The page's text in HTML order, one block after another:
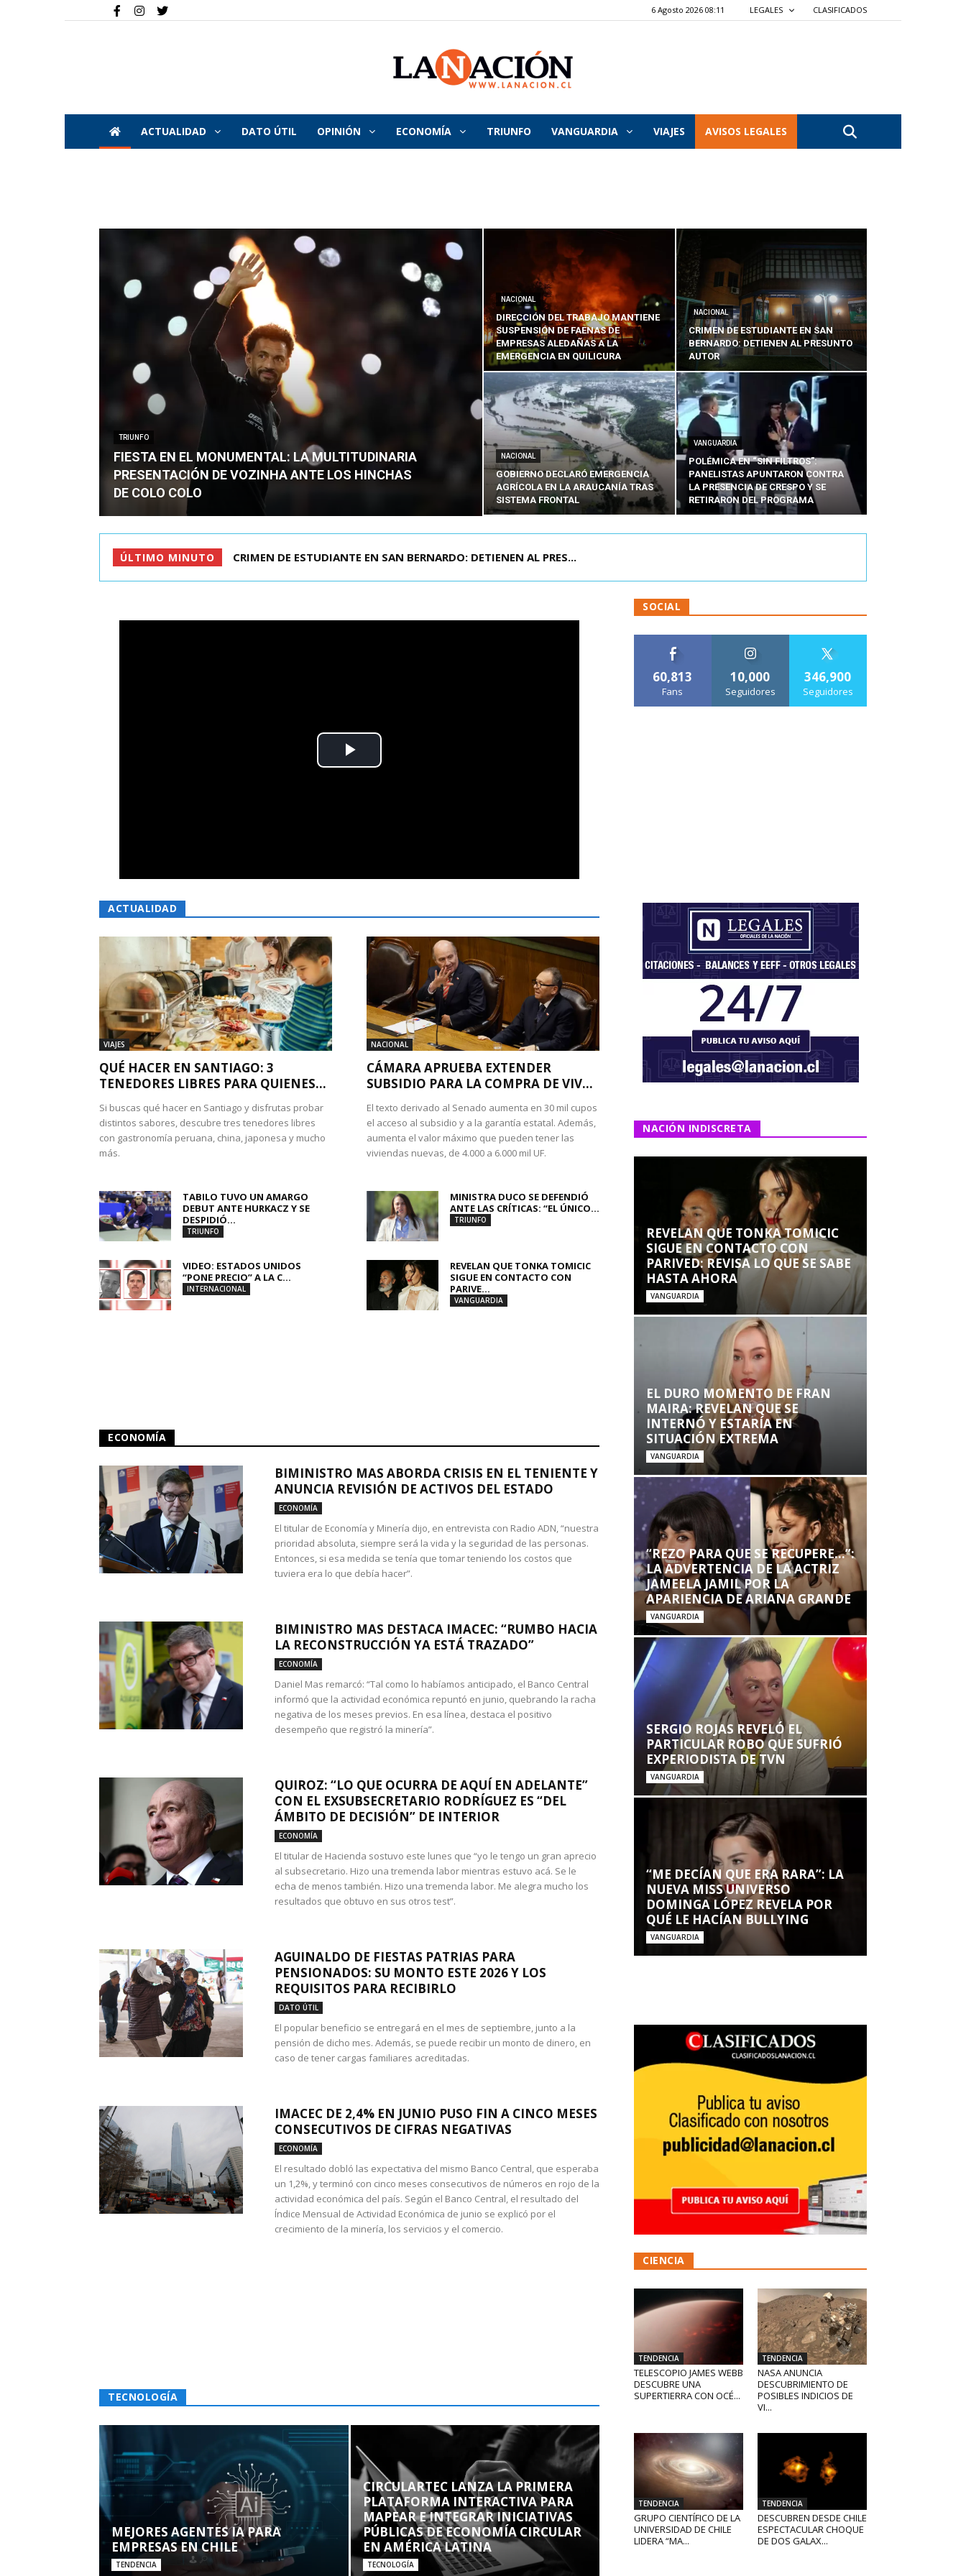
6 Agosto 2026 08:11 LEGALES CLASIFICADOS
La
Nación
ACTUALIDAD DATO ÚTIL OPINIÓN ECONOMÍA TRIUNFO VANGUARDIA VIAJES AVISOS LEGALES
TRIUNFO
FIESTA EN EL MONUMENTAL: LA MULTITUDINARIA
PRESENTACIÓN DE VOZINHA ANTE LOS HINCHAS
DE COLO COLO
NACIONAL
DIRECCIÓN DEL TRABAJO MANTIENE
SUSPENSIÓN DE FAENAS DE
EMPRESAS ALEDAÑAS A LA
EMERGENCIA EN QUILICURA
NACIONAL
CRIMEN DE ESTUDIANTE EN SAN
BERNARDO: DETIENEN AL PRESUNTO
AUTOR
NACIONAL
GOBIERNO DECLARÓ EMERGENCIA
AGRÍCOLA EN LA ARAUCANÍA TRAS
SISTEMA FRONTAL
VANGUARDIA
POLÉMICA EN “SIN FILTROS”:
PANELISTAS APUNTARON CONTRA
LA PRESENCIA DE CRESPO Y SE
RETIRARON DEL PROGRAMA
ÚLTIMO MINUTO CRIMEN DE ESTUDIANTE EN SAN BERNARDO: DETIENEN AL PRES...
ACTUALIDAD
VIAJES
QUÉ HACER EN SANTIAGO: 3
TENEDORES LIBRES PARA QUIENES...
Si buscas qué hacer en Santiago y disfrutas probar
distintos sabores, descubre tres tenedores libres
con gastronomía peruana, china, japonesa y mucho
más.
NACIONAL
CÁMARA APRUEBA EXTENDER
SUBSIDIO PARA LA COMPRA DE VIV...
El texto derivado al Senado aumenta en 30 mil cupos
el acceso al subsidio y a la garantía estatal. Además,
aumenta el valor máximo que pueden tener las
viviendas nuevas, de 4.000 a 6.000 mil UF.
TABILO TUVO UN AMARGO
DEBUT ANTE HURKACZ Y SE
DESPIDIÓ...
TRIUNFO
MINISTRA DUCO SE DEFENDIÓ
ANTE LAS CRÍTICAS: “EL ÚNICO...
TRIUNFO
VIDEO: ESTADOS UNIDOS
“PONE PRECIO” A LA C...
INTERNACIONAL
REVELAN QUE TONKA TOMICIC
SIGUE EN CONTACTO CON
PARIVE...
VANGUARDIA
ECONOMÍA
BIMINISTRO MAS ABORDA CRISIS EN EL TENIENTE Y
ANUNCIA REVISIÓN DE ACTIVOS DEL ESTADO
ECONOMÍA
El titular de Economía y Minería dijo, en entrevista con Radio ADN, “nuestra
prioridad absoluta, siempre será la vida y la seguridad de las personas.
Entonces, si esa medida se tenía que tomar teniendo los costos que
tuviera era lo que debía hacer”.
BIMINISTRO MAS DESTACA IMACEC: “RUMBO HACIA
LA RECONSTRUCCIÓN YA ESTÁ TRAZADO”
ECONOMÍA
Daniel Mas remarcó: “Tal como lo habíamos anticipado, el Banco Central
informó que la actividad económica repuntó en junio, quebrando la racha
negativa de los meses previos. En esa línea, destaca el positivo
desempeño que registró la minería”.
QUIROZ: “LO QUE OCURRA DE AQUÍ EN ADELANTE”
CON EL EXSUBSECRETARIO RODRÍGUEZ ES “DEL
ÁMBITO DE DECISIÓN” DE INTERIOR
ECONOMÍA
El titular de Hacienda sostuvo este lunes que “yo le tengo un gran aprecio
al subsecretario. Hizo una tremenda labor mientras estuvo acá. Se le
echa de menos también. Hizo una tremenda labor. Me alegra mucho los
resultados que obtuvo en sus otros test”.
AGUINALDO DE FIESTAS PATRIAS PARA
PENSIONADOS: SU MONTO ESTE 2026 Y LOS
REQUISITOS PARA RECIBIRLO
DATO ÚTIL
El popular beneficio se entregará en el mes de septiembre, junto a la
pensión de dicho mes. Además, se puede recibir un monto de dinero, en
caso de tener cargas familiares acreditadas.
IMACEC DE 2,4% EN JUNIO PUSO FIN A CINCO MESES
CONSECUTIVOS DE CIFRAS NEGATIVAS
ECONOMÍA
El resultado dobló las expectativa del mismo Banco Central, que esperaba
un 1,2%, y terminó con cinco meses consecutivos de números en rojo de la
actividad económica del país. Según el Banco Central, el resultado del
Índice Mensual de Actividad Económica de junio se explicó por el
crecimiento de la minería, los servicios y el comercio.
TECNOLOGÍA
MEJORES AGENTES IA PARA
EMPRESAS EN CHILE
TENDENCIA
CIRCULARTEC LANZA LA PRIMERA
PLATAFORMA INTERACTIVA PARA
MAPEAR E INTEGRAR INICIATIVAS
PÚBLICAS DE ECONOMÍA CIRCULAR
EN AMÉRICA LATINA
TECNOLOGÍA
SOCIAL
60,813
Fans
10,000
Seguidores
346,900
Seguidores
NACIÓN INDISCRETA
REVELAN QUE TONKA TOMICIC
SIGUE EN CONTACTO CON
PARIVED: REVISA LO QUE SE SABE
HASTA AHORA
VANGUARDIA
EL DURO MOMENTO DE FRAN
MAIRA: REVELAN QUE SE
INTERNÓ Y ESTARÍA EN
SITUACIÓN EXTREMA
VANGUARDIA
“REZO PARA QUE SE RECUPERE…”:
LA ADVERTENCIA DE LA ACTRIZ
JAMEELA JAMIL POR LA
APARIENCIA DE ARIANA GRANDE
VANGUARDIA
SERGIO ROJAS REVELÓ EL
PARTICULAR ROBO QUE SUFRIÓ
EXPERIODISTA DE TVN
VANGUARDIA
“ME DECÍAN QUE ERA RARA”: LA
NUEVA MISS UNIVERSO
DOMINGA LÓPEZ REVELA POR
QUÉ LE HACÍAN BULLYING
VANGUARDIA
CIENCIA
TENDENCIA
TELESCOPIO JAMES WEBB
DESCUBRE UNA
SUPERTIERRA CON OCÉ...
TENDENCIA
NASA ANUNCIA
DESCUBRIMIENTO DE
POSIBLES INDICIOS DE
VI...
TENDENCIA
GRUPO CIENTÍFICO DE LA
UNIVERSIDAD DE CHILE
LIDERA “MA...
TENDENCIA
DESCUBREN DESDE CHILE
ESPECTACULAR CHOQUE
DE DOS GALAX...